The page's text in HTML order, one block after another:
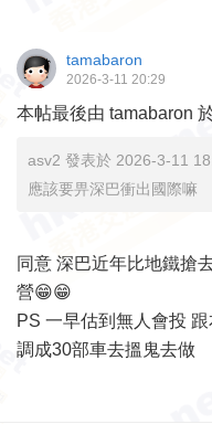
tamabaron
2026-3-11 20:29
本帖最後由 tamabaron
asv2 發表於 2026-3-11
應該要畀深巴衝出國際嘛
同意 深巴近年比地鐵搶
營😁😁
PS 一早估到無人會投
調成30部車去搵鬼去做